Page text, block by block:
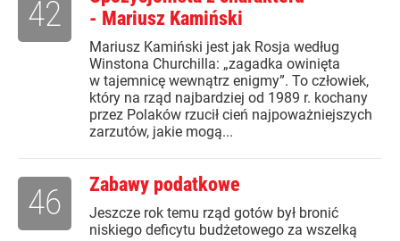
- Mariusz Kamiński
Mariusz Kamiński jest jak Rosja według
Winstona Churchilla: „zagadka owinięta
w tajemnicę wewnątrz enigmy”. To człowiek,
który na rząd najbardziej od 1989 r. kochany
przez Polaków rzucił cień najpoważniejszych
zarzutów, jakie mogą...
42
Zabawy podatkowe
Jeszcze rok temu rząd gotów był bronić
niskiego deficytu budżetowego za wszelką
46